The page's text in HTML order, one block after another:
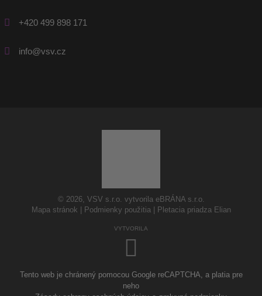
+420 499 898 171
info@vsv.cz
© 2026, VSV s.r.o. vytvorila eBRÁNA s.r.o.
Mapa stránok
Podmienky použitia Pletacia priadza Elian
VYTVORILA
Tento web je chránený pomocou Google reCAPTCHA, a platia pre
neho